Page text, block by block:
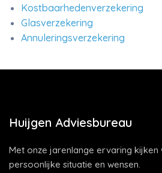
Kostbaarhedenverzekering
Glasverzekering
Annuleringsverzekering
Huijgen Adviesbureau
Met onze jarenlange ervaring kijken
persoonlijke situatie en wensen.